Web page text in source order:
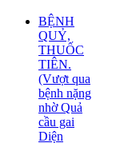
BỆNH
QUỶ,
THUỐC
TIÊN.
(Vượt qua
bệnh nặng
nhờ Quả
cầu gai
Diện